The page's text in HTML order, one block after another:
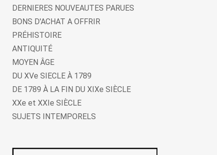
DERNIERES NOUVEAUTES PARUES
BONS D'ACHAT A OFFRIR
PRÉHISTOIRE
ANTIQUITÉ
MOYEN ÂGE
DU XVe SIECLE À 1789
DE 1789 À LA FIN DU XIXe SIÈCLE
XXe et XXIe SIÈCLE
SUJETS INTEMPORELS